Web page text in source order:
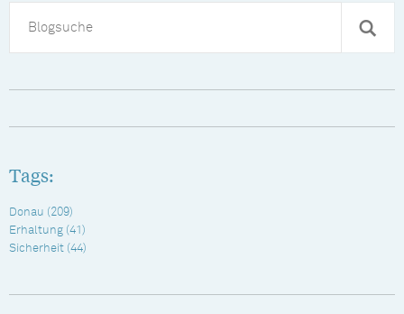
Tags:
Donau (209)
Erhaltung (41)
Sicherheit (44)